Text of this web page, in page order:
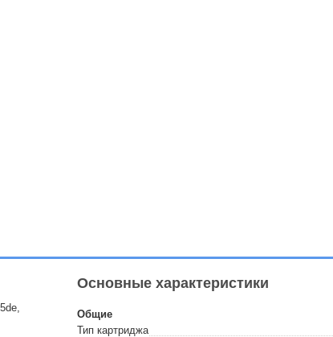
Основные характеристики
Общие
Тип картриджа